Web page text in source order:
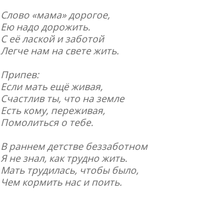
Слово «мама» дорогое,
Ею надо дорожить.
С её лаской и заботой
Легче нам на свете жить.
Припев:
Если мать ещё живая,
Счастлив ты, что на земле
Есть кому, переживая,
Помолиться о тебе.
В раннем детстве беззаботном
Я не знал, как трудно жить.
Мать трудилась, чтобы было,
Чем кормить нас и поить.